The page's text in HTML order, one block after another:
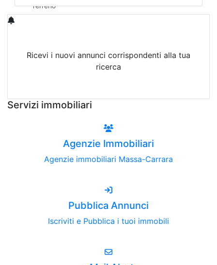
Terreno
Ricevi i nuovi annunci corrispondenti alla tua
ricerca
Servizi immobiliari
Agenzie Immobiliari
Agenzie immobiliari Massa-Carrara
Pubblica Annunci
Iscriviti e Pubblica i tuoi immobili